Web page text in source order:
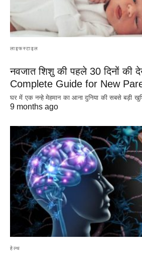
लाइफस्टाइल
नवजात शिशु की पहले 30 दिनों
Complete Guide for New
घर में एक नन्हे मेहमान का आना दुनिया की सबसे बड़ी
9 months ago
हेल्थ